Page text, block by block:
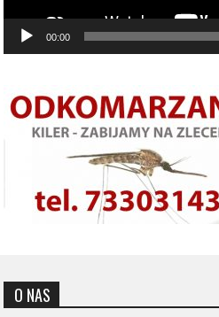
00:00
O NAS